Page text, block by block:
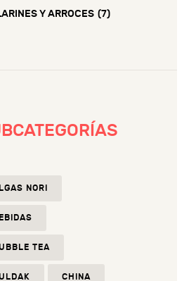
Y ARROCES (7)
NORI
TEA
CHINA